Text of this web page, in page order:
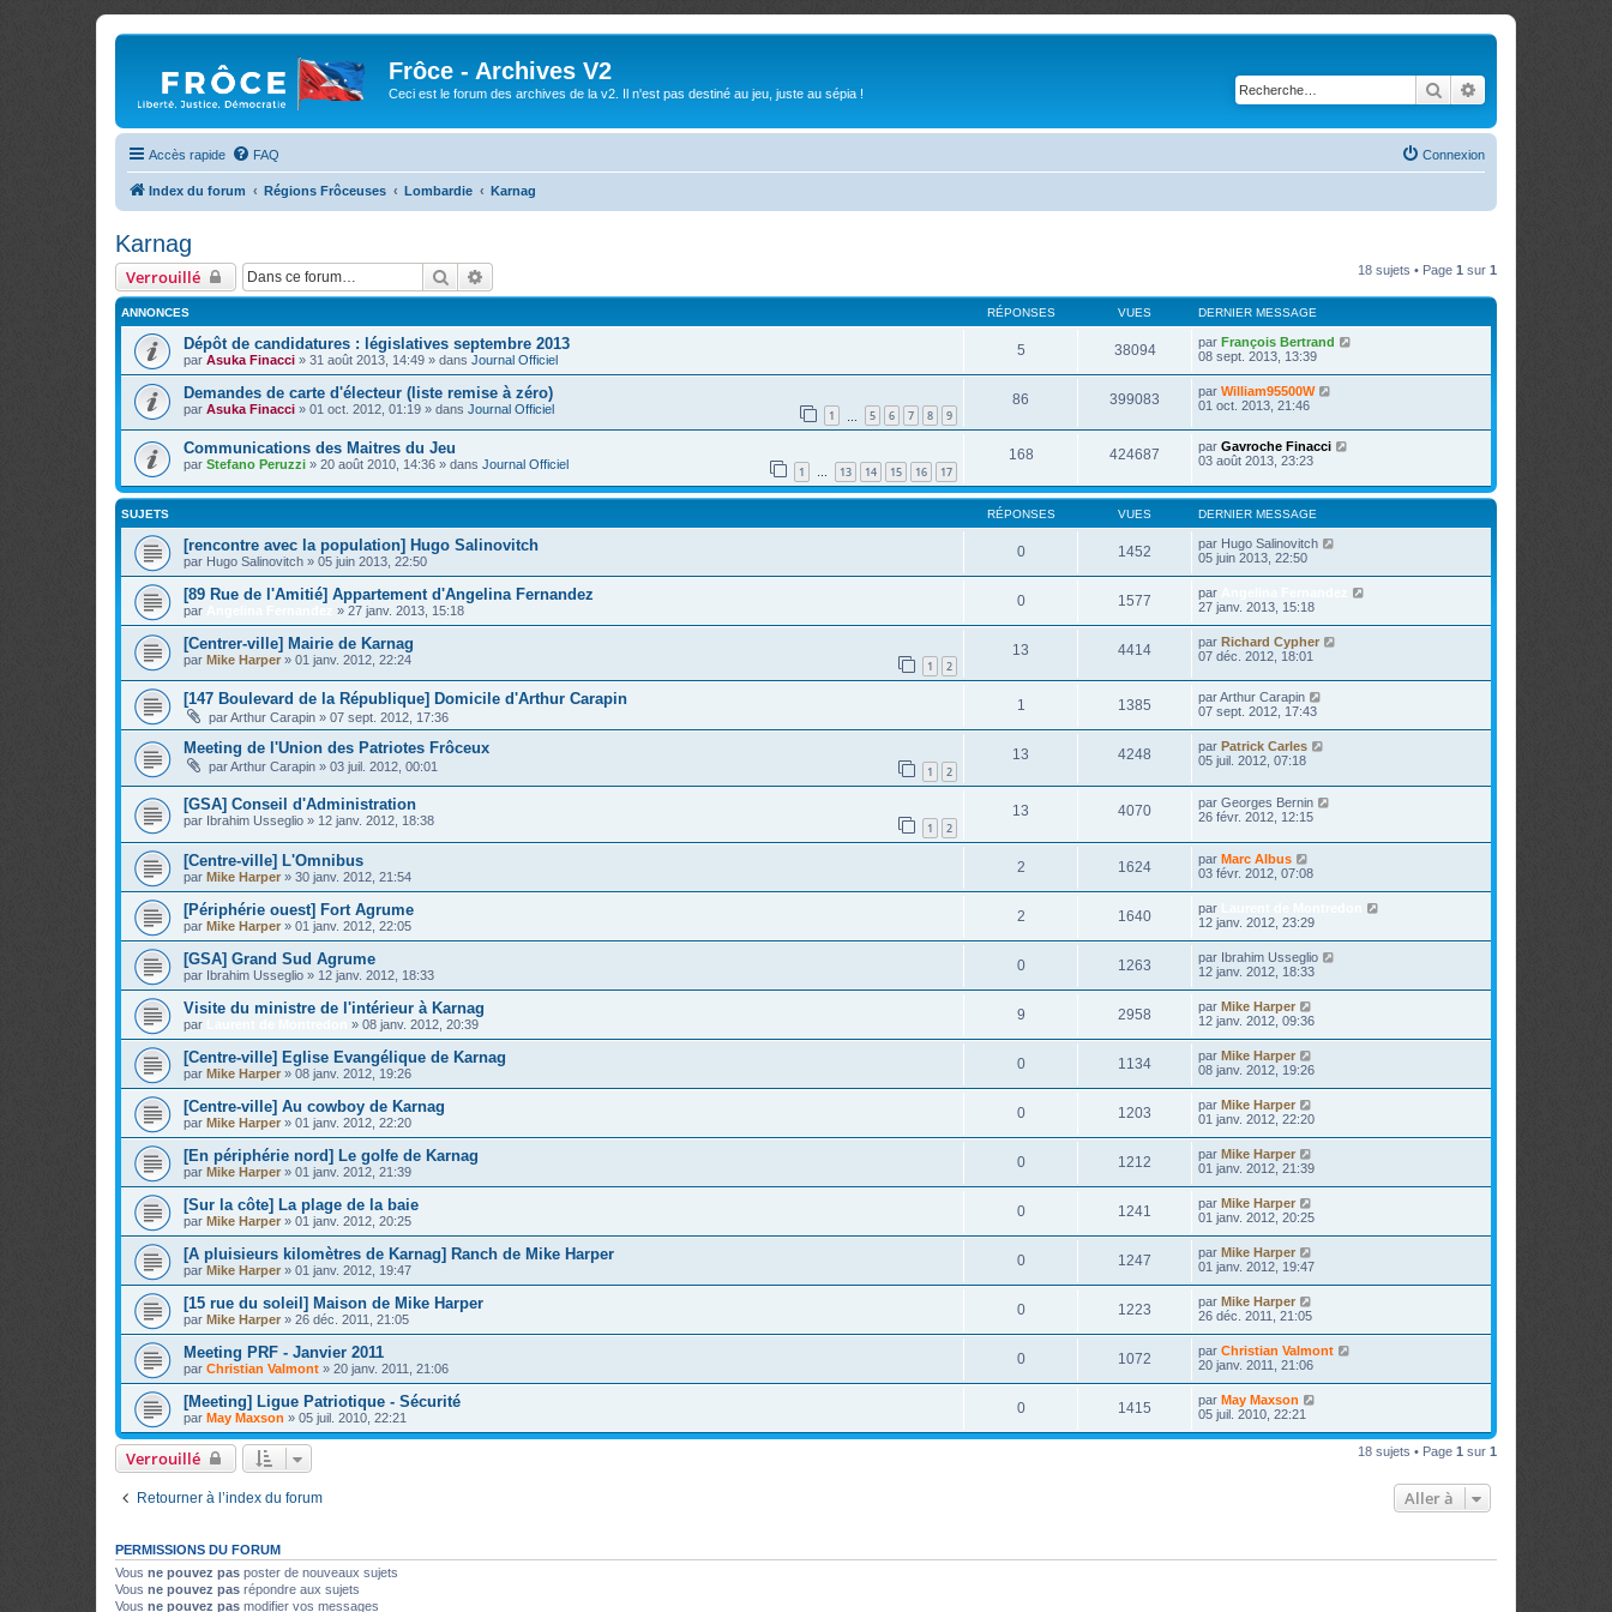
Frôce - Archives V2
Ceci est le forum des archives de la v2. Il n'est pas destiné au jeu, juste au sépia ! Rechercher
Accès rapide FAQ Connexion
Index du forum Régions Frôceuses Lombardie Karnag
Karnag
Verrouillé Rechercher 18 sujets • Page 1 sur 1
ANNONCES RÉPONSES VUES DERNIER MESSAGE
Dépôt de candidatures : législatives septembre 2013
par Asuka Finacci » 31 août 2013, 14:49 » dans Journal Officiel
5 38094 par François Bertrand
08 sept. 2013, 13:39
Demandes de carte d'électeur (liste remise à zéro)
par Asuka Finacci » 01 oct. 2012, 01:19 » dans Journal Officiel 1 5 6 7 8 9
86 399083 par William95500W
01 oct. 2013, 21:46
Communications des Maitres du Jeu
par Stefano Peruzzi » 20 août 2010, 14:36 » dans Journal Officiel 1 … 13 14 15 16 17
168 424687 par Gavroche Finacci
03 août 2013, 23:23
SUJETS RÉPONSES VUES DERNIER MESSAGE
[rencontre avec la population] Hugo Salinovitch
par Hugo Salinovitch » 05 juin 2013, 22:50
0 1452 par Hugo Salinovitch
05 juin 2013, 22:50
[89 Rue de l'Amitié] Appartement d'Angelina Fernandez
par » 27 janv. 2013, 15:18
0 1577 par
27 janv. 2013, 15:18
[Centrer-ville] Mairie de Karnag
par Mike Harper » 01 janv. 2012, 22:24 1 2
13 4414 par Richard Cypher
07 déc. 2012, 18:01
[147 Boulevard de la République] Domicile d'Arthur Carapin
parArthur Carapin » 07 sept. 2012, 17:36
1 1385 parArthur Carapin
07 sept. 2012, 17:43
Meeting de l'Union des Patriotes Frôceux
parArthur Carapin » 03 juil. 2012, 00:01 1 2
13 4248 par Patrick Carles
05 juil. 2012, 07:18
[GSA] Conseil d'Administration
par Ibrahim Usseglio » 12 janv. 2012, 18:38 1 2
13 4070 par Georges Bernin
26 févr. 2012, 12:15
[Centre-ville] L'Omnibus
par Mike Harper » 30 janv. 2012, 21:54
2 1624 par Marc Albus
03 févr. 2012, 07:08
[Périphérie ouest] Fort Agrume
par Mike Harper » 01 janv. 2012, 22:05
2 1640 par
12 janv. 2012, 23:29
[GSA] Grand Sud Agrume
par Ibrahim Usseglio » 12 janv. 2012, 18:33
0 1263 par Ibrahim Usseglio
12 janv. 2012, 18:33
Visite du ministre de l'intérieur à Karnag
par » 08 janv. 2012, 20:39
9 2958 par Mike Harper
12 janv. 2012, 09:36
[Centre-ville] Eglise Evangélique de Karnag
par Mike Harper » 08 janv. 2012, 19:26
0 1134 par Mike Harper
08 janv. 2012, 19:26
[Centre-ville] Au cowboy de Karnag
par Mike Harper » 01 janv. 2012, 22:20
0 1203 par Mike Harper
01 janv. 2012, 22:20
[En périphérie nord] Le golfe de Karnag
par Mike Harper » 01 janv. 2012, 21:39
0 1212 par Mike Harper
01 janv. 2012, 21:39
[Sur la côte] La plage de la baie
par Mike Harper » 01 janv. 2012, 20:25
0 1241 par Mike Harper
01 janv. 2012, 20:25
[A pluisieurs kilomètres de Karnag] Ranch de Mike Harper
par Mike Harper » 01 janv. 2012, 19:47
0 1247 par Mike Harper
01 janv. 2012, 19:47
[15 rue du soleil] Maison de Mike Harper
par Mike Harper » 26 déc. 2011, 21:05
0 1223 par Mike Harper
26 déc. 2011, 21:05
Meeting PRF - Janvier 2011
par Christian Valmont » 20 janv. 2011, 21:06
0 1072 par Christian Valmont
20 janv. 2011, 21:06
[Meeting] Ligue Patriotique - Sécurité
par May Maxson » 05 juil. 2010, 22:21
0 1415 par May Maxson
05 juil. 2010, 22:21
Verrouillé 18 sujets • Page 1 sur 1
Retourner à l’index du forum Aller à
PERMISSIONS DU FORUM
Vous ne pouvez pas poster de nouveaux sujets
Vous ne pouvez pas répondre aux sujets
Vous ne pouvez pas modifier vos messages